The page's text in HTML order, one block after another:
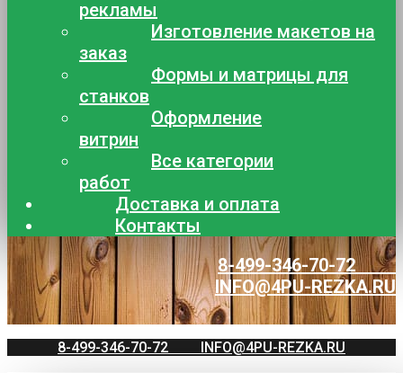
рекламы
Изготовление макетов на
заказ
Формы и матрицы для
станков
Оформление
витрин
Все категории
работ
Доставка и оплата
Контакты
8-499-346-70-72
INFO@4PU-REZKA.RU
8-499-346-70-72 INFO@4PU-REZKA.RU